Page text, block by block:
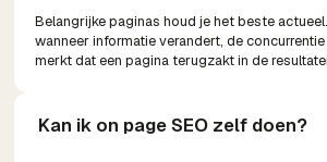
Belangrijke paginas houd je het beste
wanneer informatie verandert, de
merkt dat een pagina terugzakt in de
Kan ik on page SEO zelf doen?